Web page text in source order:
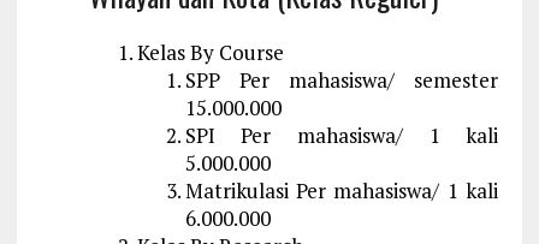
Kelas By Course
SPP Per mahasiswa/ semester
15.000.000
SPI Per mahasiswa/ 1 kali
5.000.000
Matrikulasi Per mahasiswa/ 1 kali
6.000.000